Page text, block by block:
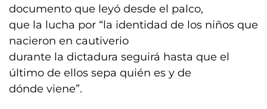
documento que leyó desde el palco,
que la lucha por “la identidad de los niños que
nacieron en cautiverio
durante la dictadura seguirá hasta que el
último de ellos sepa quién es y de
dónde viene”.